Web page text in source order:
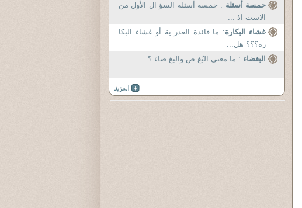
حمسة أسئلة : حمسة أسئلة السؤ ال الأول من
الاست اذ ...
غشاء البكارة: ما فائدة العذر ية أو غشاء البكا
رة؟؟؟ هل...
البغضاء : ما معنى البُغ ض والبغ ضاء ؟...